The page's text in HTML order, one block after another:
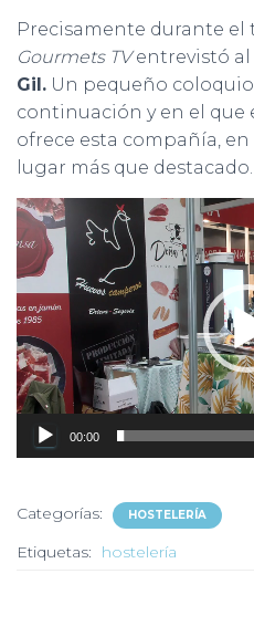
Precisamente durante el
Gourmets TVentrevistó al
Gil. Un pequeño
continuación y en el que
ofrece esta compañía,
lugar más que destacado.
Reproductor
de
vídeo
00:00
Categorías: HOSTELERÍA
Etiquetas: hostelería